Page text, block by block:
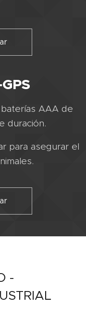
AAA de
duración.
para asegurar el
-